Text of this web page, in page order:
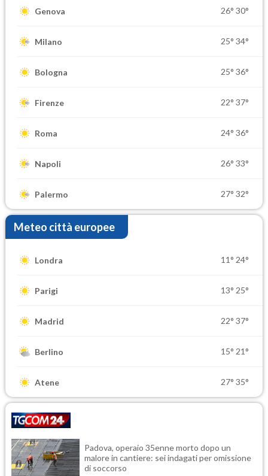
Genova 26° 30°
Milano 25° 34°
Bologna 25° 36°
Firenze 22° 37°
Roma 24° 36°
Napoli 26° 33°
Palermo 27° 32°
Meteo città europee
Londra 11° 24°
Parigi 13° 25°
Madrid 22° 37°
Berlino 15° 21°
Atene 27° 35°
Padova, operaio 35enne morto dopo un
malore in cantiere: sei indagati per omissione
di soccorso